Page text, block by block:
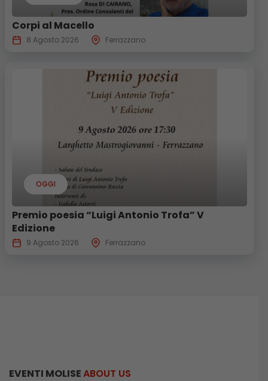
Corpi al Macello
8 Agosto 2026 Ferrazzano
OGGI
Premio poesia “Luigi Antonio Trofa” V
Edizione
9 Agosto 2026 Ferrazzano
EVENTI MOLISEABOUT US